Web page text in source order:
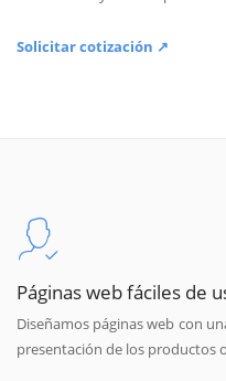
Solicitar cotización ↗
Páginas web fáciles de
Diseñamos páginas web con
presentación de los productos